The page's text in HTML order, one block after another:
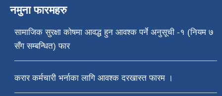
नमुना फारमहरु
सामाजिक सुरक्षा कोषमा आवद्ध हुन आवश्क पर्ने अनुसूची -१ (नियम ७
सँग सम्बन्धित) फार
करार कर्मचारी भर्नाका लागि आवश्क दरखास्त फारम ।